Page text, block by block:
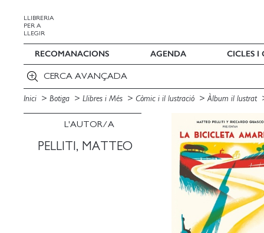
LLIBRERIA
PER A
LLEGIR
RECOMANACIONS AGENDA CICLES I
CERCA AVANÇADA
Inici Botiga Llibres i Més Còmic i il lustració Àlbum il lustrat
L'AUTOR/A
PELLITI, MATTEO